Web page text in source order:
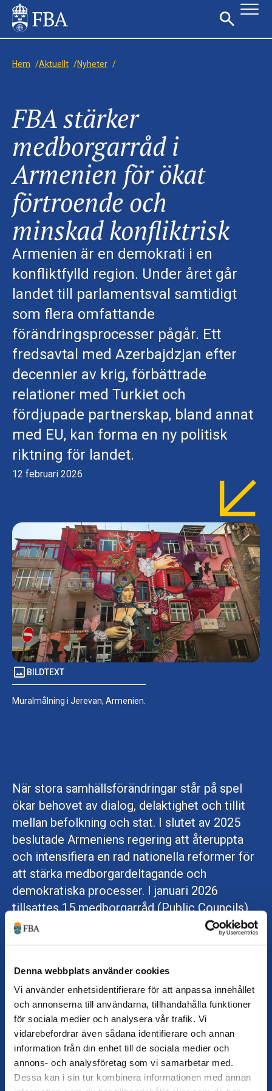
Denna webbplats använder cookies
Vi använder enhetsidentifierare för att anpassa innehållet
och annonserna till användarna, tillhandahålla funktioner
för sociala medier och analysera vår trafik. Vi
vidarebefordrar även sådana identifierare och annan
information från din enhet till de sociala medier och
annons- och analysföretag som vi samarbetar med.
Dessa kan i sin tur kombinera informationen med annan
Hem /Aktuellt /Nyheter /
FBA stärker
medborgarråd i
Armenien för ökat
förtroende och
minskad konfliktrisk
Armenien är en demokrati i en
konfliktfylld region. Under året går
landet till parlamentsval samtidigt
som flera omfattande
förändringsprocesser pågår. Ett
fredsavtal med Azerbajdzjan efter
decennier av krig, förbättrade
relationer med Turkiet och
fördjupade partnerskap, bland annat
med EU, kan forma en ny politisk
riktning för landet.
12 februari 2026
BILDTEXT
Muralmålning i Jerevan, Armenien.
När stora samhällsförändringar står på spel
ökar behovet av dialog, delaktighet och tillit
mellan befolkning och stat. I slutet av 2025
beslutade Armeniens regering att återuppta
och intensifiera en rad nationella reformer för
att stärka medborgardeltagande och
demokratiska processer. I januari 2026
tillsattes 15 medborgarråd (Public Councils),
knutna till respektive ministerium. Råden
består av representanter från ministerier,
särskild kunskap inom olika sakområden.
Ökad tillit skapar demokratisk
motståndskraft
I partnerskap med premiärministerns kansli